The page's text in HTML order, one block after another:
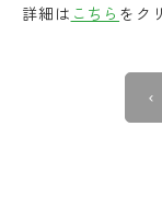
詳細は こちら をク